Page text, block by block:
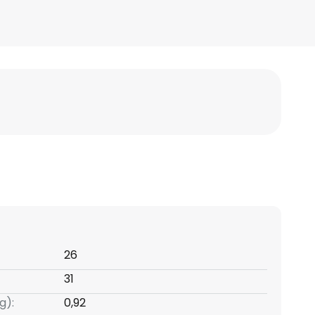
26
31
0,92